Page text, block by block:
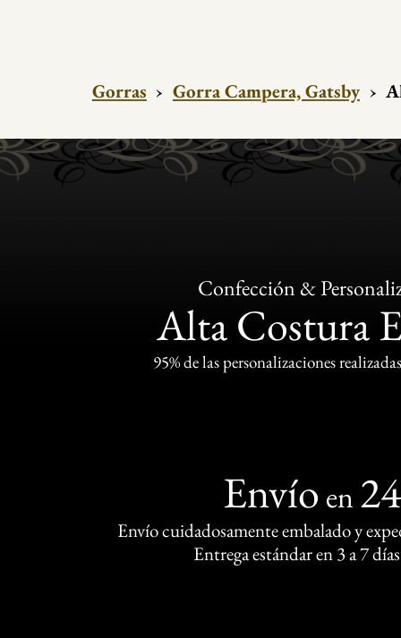
Gorras › Gorra Campera, Gatsby ›
Confección &
Alta Costura
95% de las personalizaciones
Envío en
Envío cuidadosamente embalado y
Entrega estándar en 3 a 7